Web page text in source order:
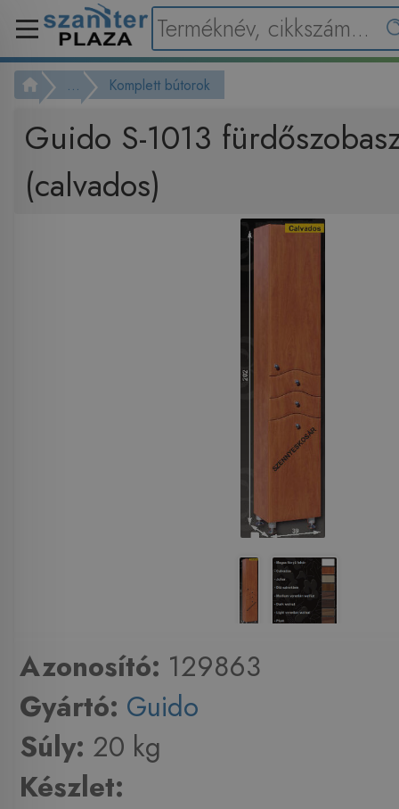
... Komplett bútorok
Guido S-1013
(calvados)
Azonosító: 129863
Gyártó: Guido
Súly: 20 kg
Készlet: